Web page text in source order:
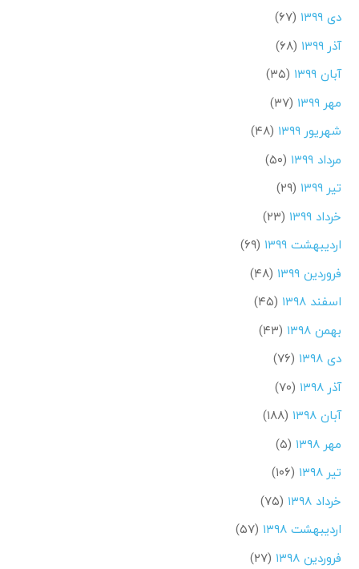
دی ۱۳۹۹
(۶۷)
آذر ۱۳۹۹
(۶۸)
آبان ۱۳۹۹
(۳۵)
مهر ۱۳۹۹
(۳۷)
شهریور ۱۳۹۹
(۴۸)
مرداد ۱۳۹۹
(۵۰)
تیر ۱۳۹۹
(۲۹)
خرداد ۱۳۹۹
(۲۳)
اردیبهشت ۱۳۹۹
(۶۹)
فروردین ۱۳۹۹
(۴۸)
اسفند ۱۳۹۸
(۴۵)
بهمن ۱۳۹۸
(۴۳)
دی ۱۳۹۸
(۷۶)
آذر ۱۳۹۸
(۷۰)
آبان ۱۳۹۸
(۱۸۸)
مهر ۱۳۹۸
(۵)
تیر ۱۳۹۸
(۱۰۶)
خرداد ۱۳۹۸
(۷۵)
اردیبهشت ۱۳۹۸
(۵۷)
فروردین ۱۳۹۸
(۲۷)